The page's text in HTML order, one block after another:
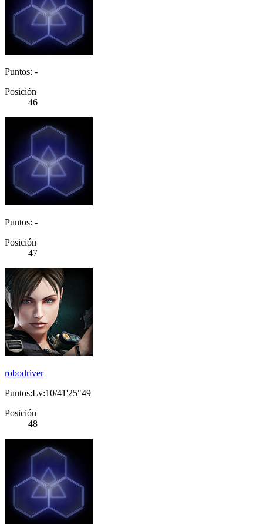
Puntos: -
Posición
46
Puntos: -
Posición
47
robodriver
Puntos:Lv:10/41'25"49
Posición
48